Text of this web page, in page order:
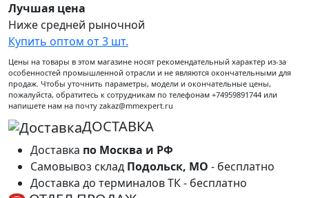
Лучшая цена
Ниже средней рыночной
Купить оптом от 3 шт.
Цены на товары в этом магазине носят рекомендательный характер из-за
особенностей промышленной отрасли и не являются окончательными для
продаж. Чтобы уточнить параметры, модели и окончательные цены,
пожалуйста, обратитесь к сотрудникам по телефонам +74959891744 или
напишете нам на почту zakaz@mmexpert.ru
ДОСТАВКА
Доставка по Москва и РФ
Самовывоз склад Подольск, МО - бесплатно
Доставка до терминалов ТК - бесплатно